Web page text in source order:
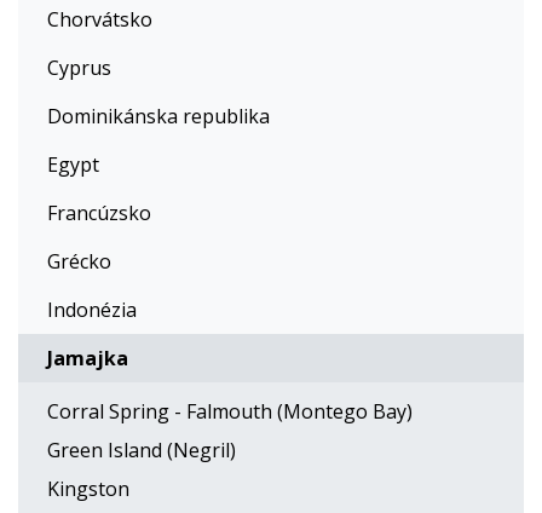
Chorvátsko
Cyprus
Dominikánska republika
Egypt
Francúzsko
Grécko
Indonézia
Jamajka
Corral Spring - Falmouth (Montego Bay)
Green Island (Negril)
Kingston